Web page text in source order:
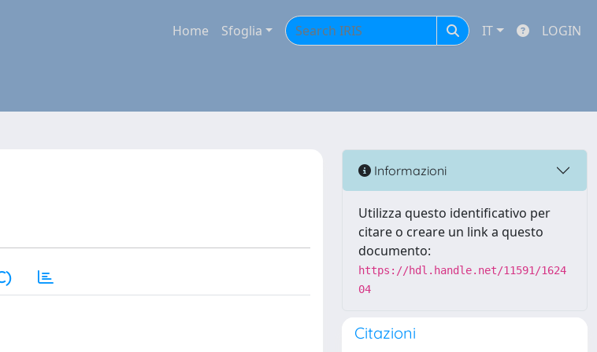
Home Sfoglia IT LOGIN
Informazioni
Utilizza questo identificativo per
citare o creare un link a questo
documento:
https://hdl.handle.net/11591/1624
04
Citazioni